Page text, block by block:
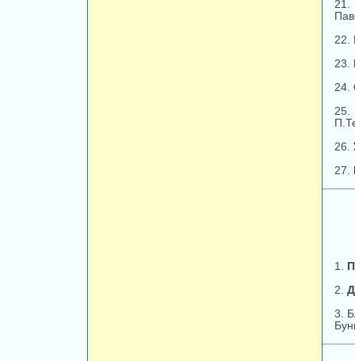
21.
22.
23.
24.
26.
27.
1.
2.
3.